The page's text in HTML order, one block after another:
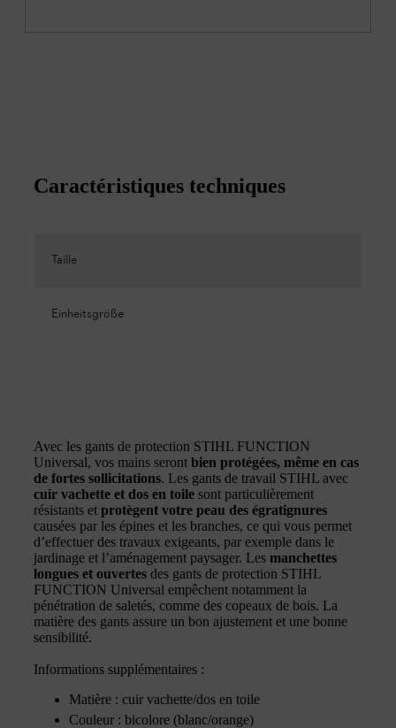
Caractéristiques techniques
Taille
Einheitsgröße
Avec les gants de protection STIHL FUNCTION
Universal, vos mains seront bien protégées, même en cas
de fortes sollicitations. Les gants de travail STIHL avec
cuir vachette et dos en toile sont particulièrement
résistants et protègent votre peau des égratignures
causées par les épines et les branches, ce qui vous permet
d’effectuer des travaux exigeants, par exemple dans le
jardinage et l’aménagement paysager. Les manchettes
longues et ouvertes des gants de protection STIHL
FUNCTION Universal empêchent notamment la
pénétration de saletés, comme des copeaux de bois. La
matière des gants assure un bon ajustement et une bonne
sensibilité.
Informations supplémentaires :
Matière : cuir vachette/dos en toile
Couleur : bicolore (blanc/orange)